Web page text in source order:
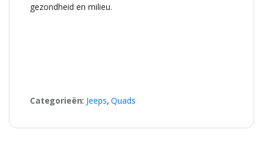
gezondheid en milieu.
Categorieën: Jeeps,Quads